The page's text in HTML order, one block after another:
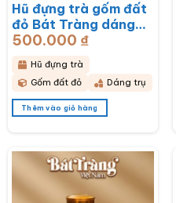
Hũ đựng trà gốm đất
đỏ Bát Tràng dáng
trụ hoạ tiết hoa mai
trắng BT-HĐT13
500.000 ₫
Hũ đựng trà
Gốm đất đỏ
Dáng trụ
Thêm vào giỏ hàng